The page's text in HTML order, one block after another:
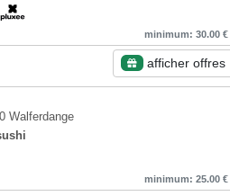
minimum: 30.00 €
afficher offres
Walferdange
minimum: 25.00 €